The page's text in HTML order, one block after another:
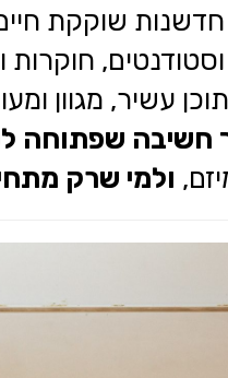
חדשנות שוקקת
חוקרות
עשיר, מגוון
חשיבה שפתוחה
ולמי שרק